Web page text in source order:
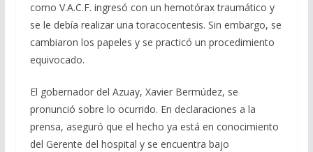
como V.A.C.F. ingresó con un hemotórax traumático y
se le debía realizar una toracocentesis. Sin embargo, se
cambiaron los papeles y se practicó un procedimiento
equivocado.
El gobernador del Azuay, Xavier Bermúdez, se
pronunció sobre lo ocurrido. En declaraciones a la
prensa, aseguró que el hecho ya está en conocimiento
del Gerente del hospital y se encuentra bajo